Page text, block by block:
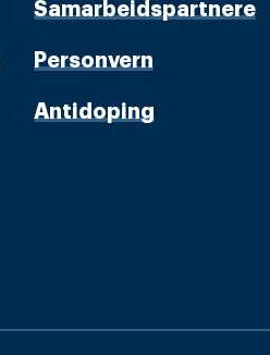
Samarbeidspartnere
Personvern
Antidoping